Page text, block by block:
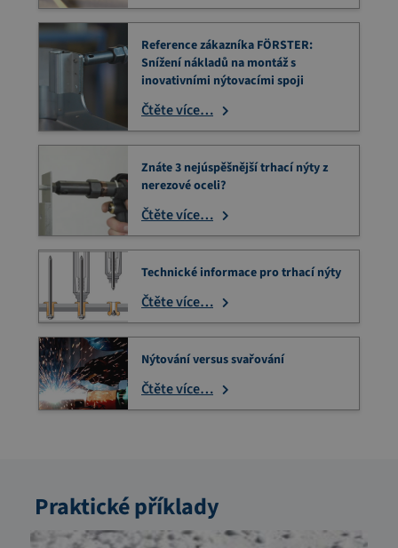
Reference zákazníka FÖRSTER:
Snížení nákladů na montáž s
inovativními nýtovacími spoji
Čtěte více…
Znáte 3 nejúspěšnější trhací nýty z
nerezové oceli?
Čtěte více…
Technické informace pro trhací nýty
Čtěte více…
Nýtování versus svařování
Čtěte více…
Praktické příklady